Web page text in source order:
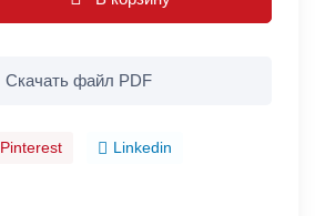
Скачать файл PDF
Pinterest Linkedin